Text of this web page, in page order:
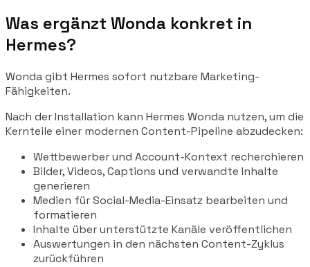
Was ergänzt Wonda konkret in
Hermes?
Wonda gibt Hermes sofort nutzbare Marketing-
Fähigkeiten.
Nach der Installation kann Hermes Wonda nutzen, um die
Kernteile einer modernen Content-Pipeline abzudecken:
Wettbewerber und Account-Kontext recherchieren
Bilder, Videos, Captions und verwandte Inhalte
generieren
Medien für Social-Media-Einsatz bearbeiten und
formatieren
Inhalte über unterstützte Kanäle veröffentlichen
Auswertungen in den nächsten Content-Zyklus
zurückführen